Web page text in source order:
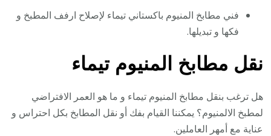
فني مطابخ المنيوم باكستاني تيماء لإصلاح ارفف المطبخ و
فكها و تبديلها.
نقل مطابخ المنيوم تيماء
هل ترغب بنقل مطابخ المنيوم تيماء و ما هو العمر الافتراضي
لمطبخ الالمنيوم؟ يمكننا القيام بفك أو نقل المطابخ بكل احتراس و
عناية مع أمهر العاملين.